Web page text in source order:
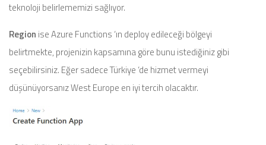
teknoloji belirlememizi sağlıyor.
Region ise Azure Functions ‘ın deploy edileceği bölgeyi
belirtmekte, projenizin kapsamına göre bunu istediğiniz gibi
seçebilirsiniz. Eğer sadece Türkiye ‘de hizmet vermeyi
düşünüyorsanız West Europe en iyi tercih olacaktır.